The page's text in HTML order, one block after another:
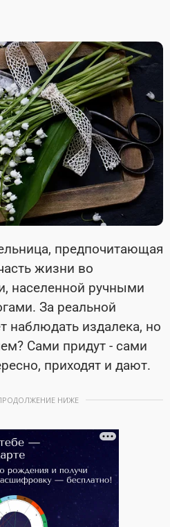
предпочитающая
жизни во
населенной ручными
За реальной
наблюдать издалека, но
Сами придут - сами
приходят и дают.
НИЖЕ